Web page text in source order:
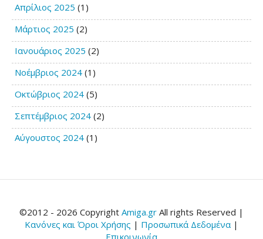
Απρίλιος 2025 (1)
Μάρτιος 2025 (2)
Ιανουάριος 2025 (2)
Νοέμβριος 2024 (1)
Οκτώβριος 2024 (5)
Σεπτέμβριος 2024 (2)
Αύγουστος 2024 (1)
©2012 - 2026 Copyright Amiga.gr All rights Reserved |
Κανόνες και Όροι Χρήσης | Προσωπικά Δεδομένα|
Επικοινωνία